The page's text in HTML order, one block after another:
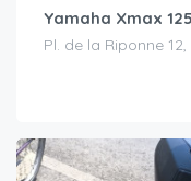
Yamaha Xmax
Pl. de la Riponne